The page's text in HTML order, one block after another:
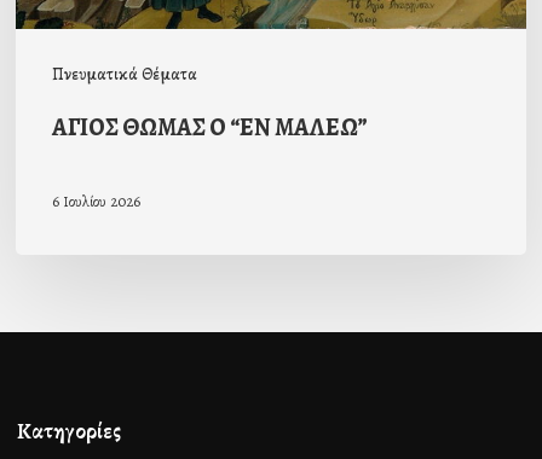
Πνευματικά Θέματα
ΑΓΙΟΣ ΘΩΜΑΣ Ο “ΕΝ ΜΑΛΕΩ”
6 Ιουλίου 2026
Κατηγορίες